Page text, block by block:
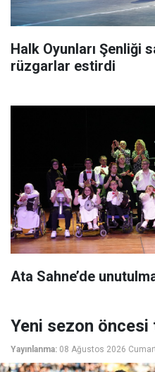
Halk Oyunları Şenliği
rüzgarlar estirdi
Ata Sahne’de
Yeni sezon
Yayınlanma: 08 Ağustos 2026